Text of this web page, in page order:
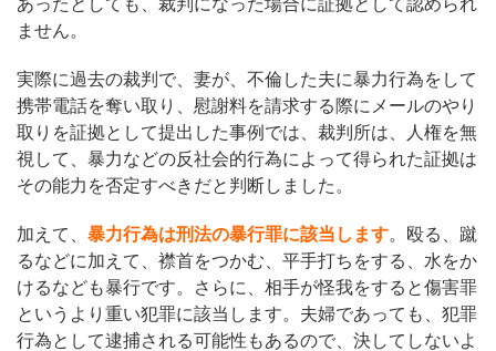
ません。
実際に過去の裁判で、妻が、不倫した夫に暴力行為をして
携帯電話を奪い取り、慰謝料を請求する際にメールのやり
取りを証拠として提出した事例では、裁判所は、人権を無
視して、暴力などの反社会的行為によって得られた証拠は
その能力を否定すべきだと判断しました。
加えて、 暴力行為は刑法の暴行罪に該当します。殴る、蹴
るなどに加えて、襟首をつかむ、平手打ちをする、水をか
けるなども暴行です。さらに、相手が怪我をすると傷害罪
というより重い犯罪に該当します。夫婦であっても、犯罪
行為として逮捕される可能性もあるので、決してしないよ